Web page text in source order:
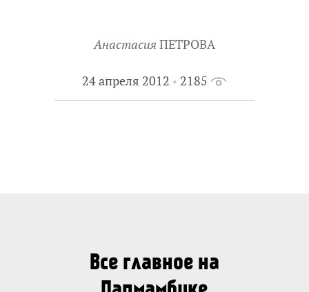
Анастасия ПЕТРОВА
24 апреля 2012 2185
Все главное на